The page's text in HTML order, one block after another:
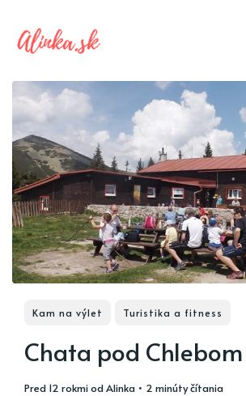
Kam na výlet Turistika a fitness
Chata pod Chlebom
pred 12 rokmiodAlinka • 2 minúty čítania